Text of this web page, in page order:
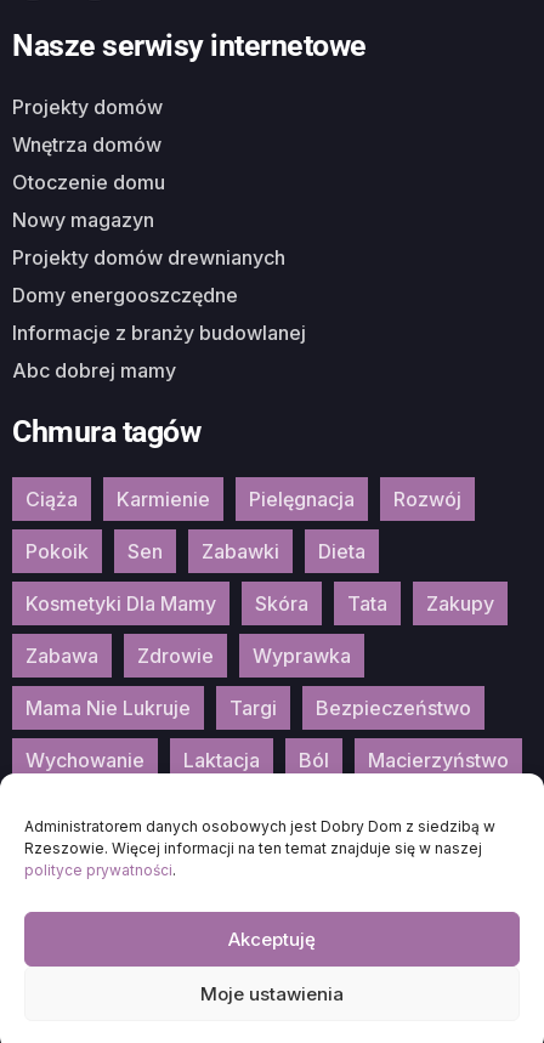
Administratorem danych osobowych jest Dobry Dom z siedzibą w
Rzeszowie. Więcej informacji na ten temat znajduje się w naszej
polityce prywatności.
Akceptuję
Moje ustawienia
Nasze serwisy internetowe
Projekty domów
Wnętrza domów
Otoczenie domu
Nowy magazyn
Projekty domów drewnianych
Domy energooszczędne
Informacje z branży budowlanej
Abc dobrej mamy
Chmura tagów
Ciąża Karmienie Pielęgnacja Rozwój
Pokoik Sen Zabawki Dieta
Kosmetyki Dla Mamy Skóra Tata Zakupy
Zabawa Zdrowie Wyprawka
Mama Nie Lukruje Targi Bezpieczeństwo
Wychowanie Laktacja Ból Macierzyństwo
DOBRA-MAMA.PL